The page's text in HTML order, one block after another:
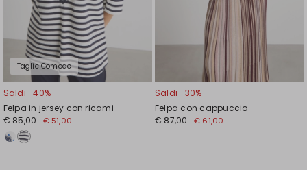
Taglie Comode
Saldi -40%
Felpa in jersey con ricami
€ 85,00 € 51,00
Saldi -30%
Felpa con cappuccio
€ 87,00 € 61,00